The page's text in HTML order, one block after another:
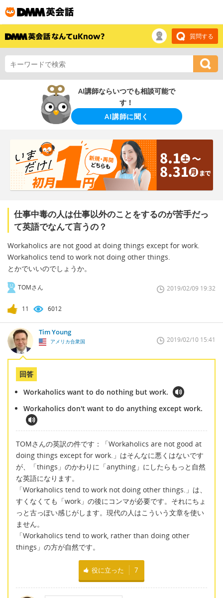
質問する
AI講師ならいつでも相談可能で
す！
AI講師に聞く
仕事中毒の人は仕事以外のことをするのが苦手だっ
て英語でなんて言うの？
Workaholics are not good at doing things except for work.
Workaholics tend to work not doing other things.
とかでいいのでしょうか。
TOMさん 2019/02/09 19:32
11 6012
Tim Young
アメリカ合衆国 2019/02/10 15:41
回答
Workaholics want to do nothing but work.
Workaholics don't want to do anything except work.
TOMさんの英訳の件です：「Workaholics are not good at
doing things except for work.」はそんなに悪くはないです
が、「things」のかわりに「anything」にしたらもっと自然
な英語になります。
「Workaholics tend to work not doing other things.」は、
すくなくても「work」の後にコンマが必要です。それにちょ
っと古っぽい感じがします。現代の人はこういう文章を使い
ません。
「Workaholics tend to work, rather than doing other
things」の方が自然です。
役に立った 7